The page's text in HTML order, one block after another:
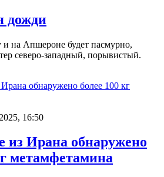
дожди
и на Апшероне будет пасмурно,
северо-западный, порывистый.
16:50
из Ирана обнаружено
метамфетамина